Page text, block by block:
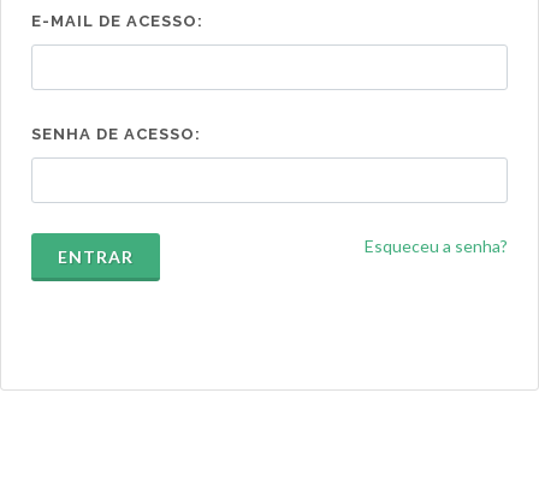
E-MAIL DE ACESSO:
SENHA DE ACESSO:
ENTRAR
Esqueceu a senha?